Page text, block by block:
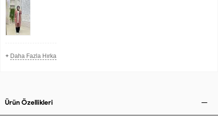
+ Daha Fazla Hırka
Ürün Özellikleri